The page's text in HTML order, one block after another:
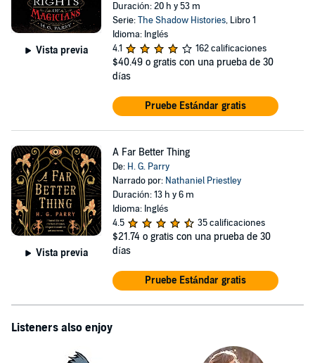
Vista previa
Duración: 20 h y 53 m
Serie:The Shadow Histories, Libro 1
Idioma: Inglés
4.1
162 calificaciones
$40.49 o gratis con una prueba de 30
días
Pruebe Estándar gratis
Vista previa
A Far Better Thing
De: H. G. Parry
Narrado por: Nathaniel Priestley
Duración: 13 h y 6 m
Idioma: Inglés
4.5
35 calificaciones
$21.74 o gratis con una prueba de 30
días
Pruebe Estándar gratis
Listeners also enjoy